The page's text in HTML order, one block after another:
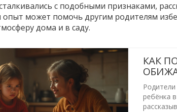
с подобными признаками,
может помочь другим родителям
дома и в саду.
КАК
ребёнка